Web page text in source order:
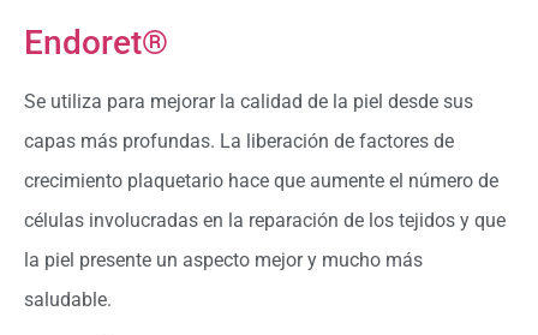
Endoret®
Se utiliza para mejorar la calidad de la piel desde sus
capas más profundas. La liberación de factores de
crecimiento plaquetario hace que aumente el número de
células involucradas en la reparación de los tejidos y que
la piel presente un aspecto mejor y mucho más
saludable.